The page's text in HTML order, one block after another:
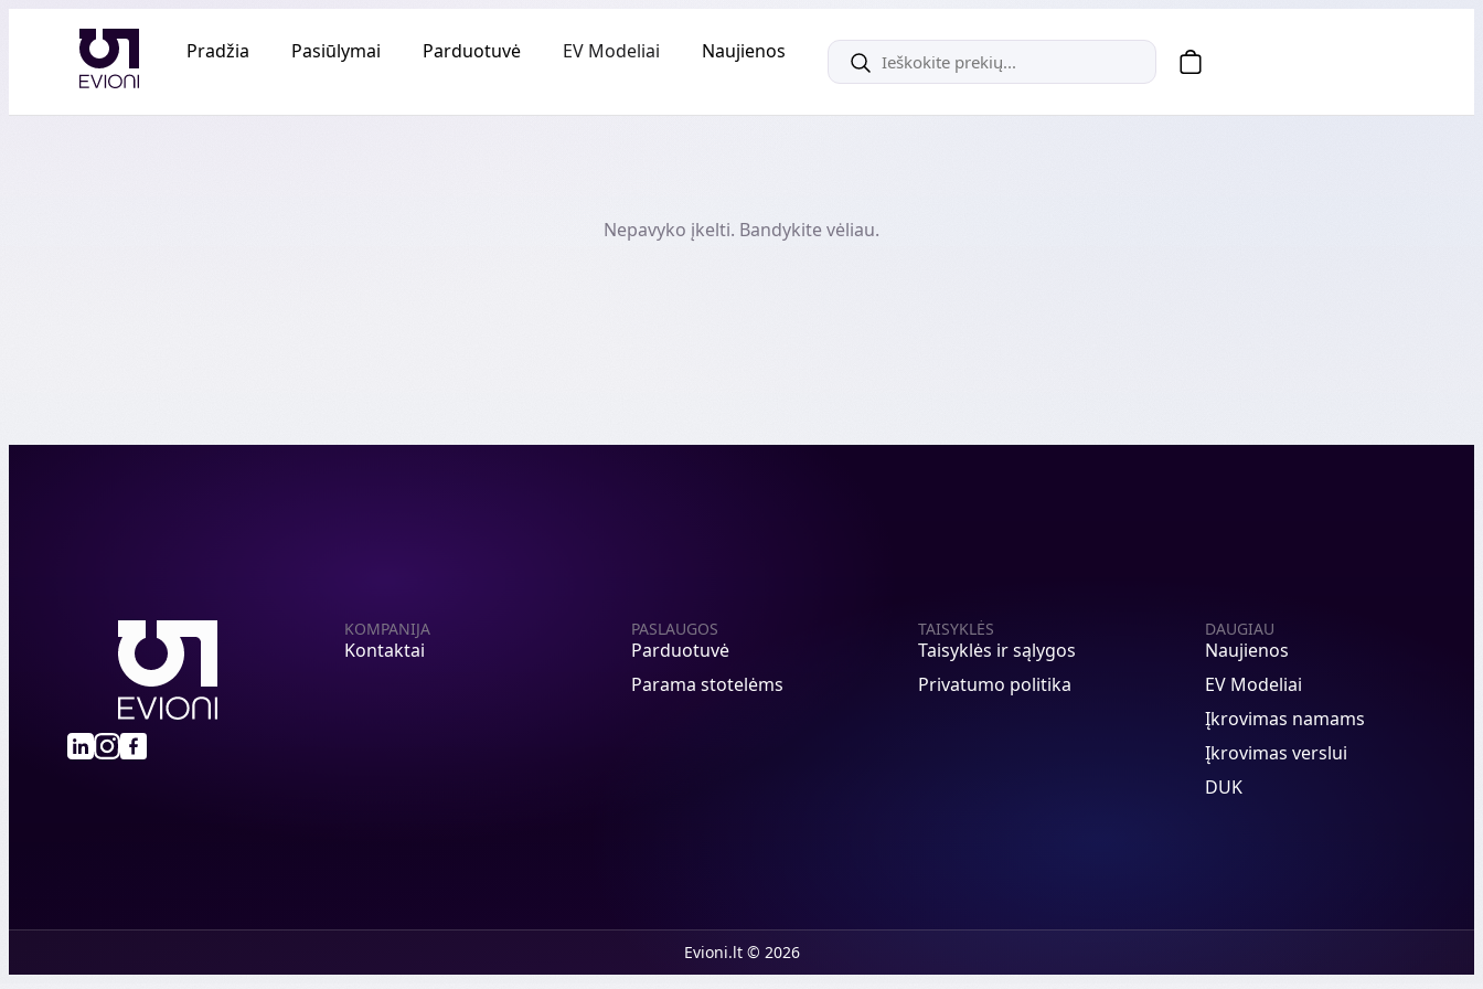
Pradžia Pasiūlymai Parduotuvė EV Modeliai Naujienos
Nepavyko įkelti. Bandykite vėliau.
KOMPANIJA
Kontaktai
PASLAUGOS
Parduotuvė
Parama stotelėms
TAISYKLĖS
Taisyklės ir sąlygos
Privatumo politika
DAUGIAU
Naujienos
EV Modeliai
Įkrovimas namams
Įkrovimas verslui
DUK
Evioni.lt © 2026